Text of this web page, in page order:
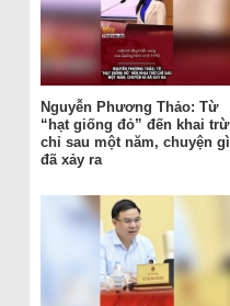
Nguyễn Phương Thảo: Từ
“hạt giống đỏ” đến khai trừ
chỉ sau một năm, chuyện gì
đã xảy ra